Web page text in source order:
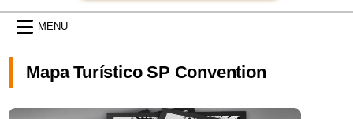
MENU
Mapa Turístico SP Convention